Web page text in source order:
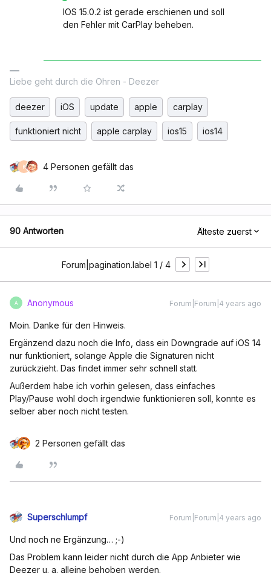
IOS 15.0.2 ist gerade erschienen und soll
den Fehler mit CarPlay beheben.
Liebe geht durch die Ohren - Deezer
deezer iOS update apple carplay
funktioniert nicht apple carplay ios15 ios14
K 4 Personen gefällt das
90 Antworten Älteste zuerst
Forum|pagination.label 1 / 4
A Anonymous Forum|Forum|4 years ago
Moin. Danke für den Hinweis.
Ergänzend dazu noch die Info, dass ein Downgrade auf iOS 14
nur funktioniert, solange Apple die Signaturen nicht
zurückzieht. Das findet immer sehr schnell statt.
Außerdem habe ich vorhin gelesen, dass einfaches
Play/Pause wohl doch irgendwie funktionieren soll, konnte es
selber aber noch nicht testen.
2 Personen gefällt das
Superschlumpf Forum|Forum|4 years ago
Und noch ne Ergänzung… ;-)
Das Problem kann leider nicht durch die App Anbieter wie
Deezer u. a. alleine behoben werden.